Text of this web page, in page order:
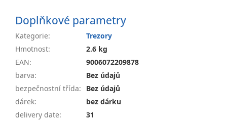
Doplňkové parametry
Kategorie:
Trezory
Hmotnost:
2.6 kg
EAN:
9006072209878
barva:
Bez údajů
bezpečnostní třída:
Bez údajů
dárek:
bez dárku
delivery date:
31